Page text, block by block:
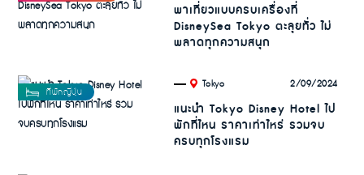
พาเที่ยวแบบครบเครื่องที่
DisneySea Tokyo ตะลุยทั่ว ไม่
พลาดทุกความสนุก
. Tokyo 2/09/2024
แนะนำ Tokyo Disney Hotel ไป
พักที่ไหน ราคาเท่าไหร่ รวมจบ
ครบทุกโรงแรม